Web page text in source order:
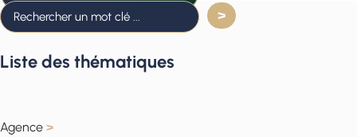
Liste des thématiques
Agence >